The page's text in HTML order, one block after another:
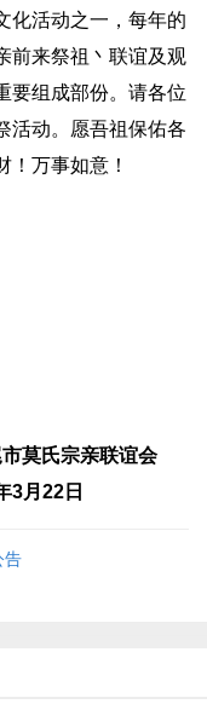
化活动之一，每年的
前来祭祖丶联谊及观
要组成部份。请各位
活动。愿吾祖保佑各
！万事如意！
莫氏宗亲联谊会
3月22日
告